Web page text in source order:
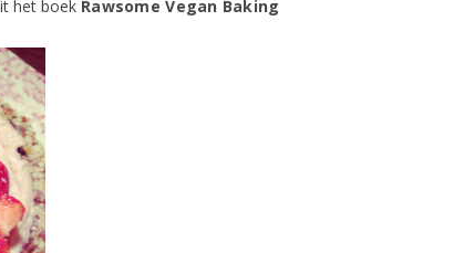
het boek Rawsome Vegan Baking